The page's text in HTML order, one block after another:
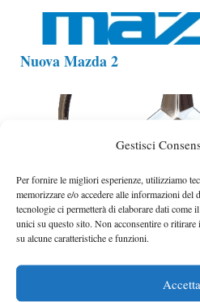
Gestisci
Per fornire le migliori esperienze, utilizziamo
memorizzare e/o accedere alle informazioni del
tecnologie ci permetterà di elaborare dati
unici su questo sito. Non acconsentire o
su alcune caratteristiche e funzioni.
Accetta
Nuova Mazda 2
Mercedes Classe A E-Cell
Mercedes CLS
Mercedes Classe S 250 CDI
Mini Cooper S e Clubman S